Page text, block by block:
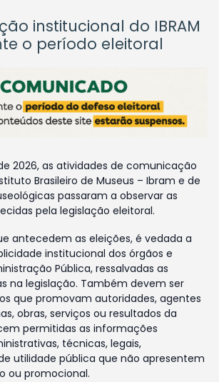
institucional do IBRAM
o período eleitoral
2026, as atividades de comunicação
Brasileiro de Museus – Ibram e de
passaram a observar as
pela legislação eleitoral.
antecedem as eleições, é vedada a
institucional dos órgãos e
Pública, ressalvadas as
na legislação. Também devem ser
que promovam autoridades, agentes
obras, serviços ou resultados da
permitidas as informações
técnicas, legais,
utilidade pública que não apresentem
ou promocional.